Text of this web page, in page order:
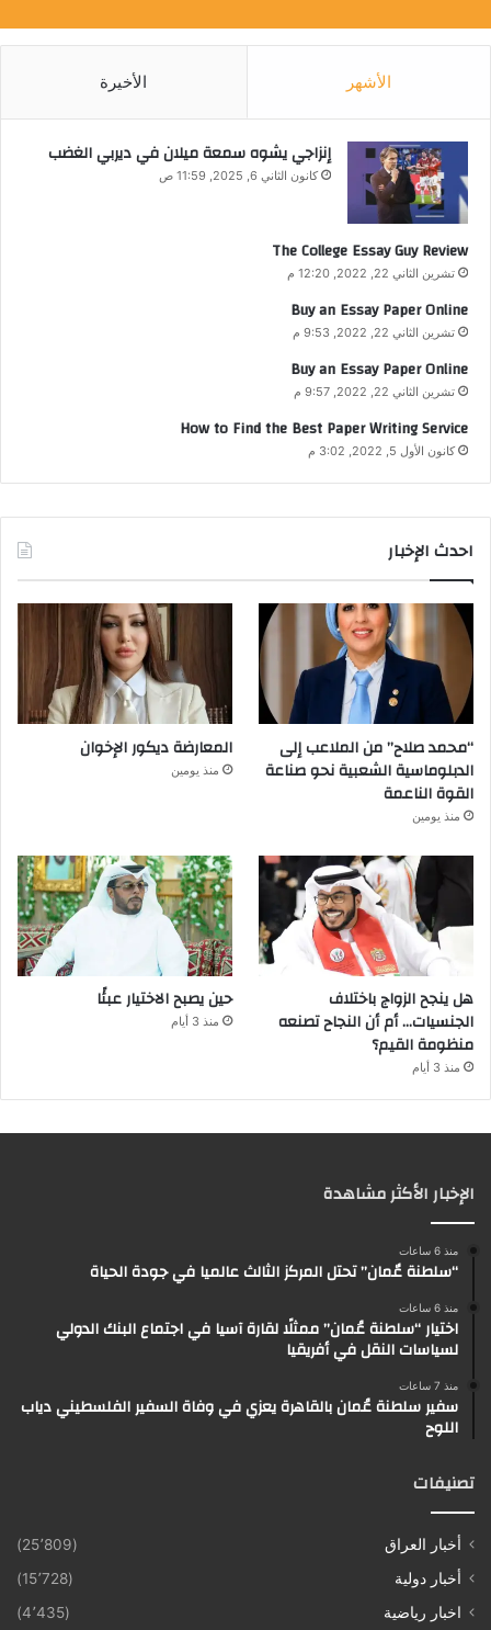
الأشهر الأخيرة
إنزاجي يشوه سمعة ميلان في ديربي الغضب
كانون الثاني 6, 2025, 11:59 ص
The College Essay Guy Review
تشرين الثاني 22, 2022, 12:20 م
Buy an Essay Paper Online
تشرين الثاني 22, 2022, 9:53 م
Buy an Essay Paper Online
تشرين الثاني 22, 2022, 9:57 م
How to Find the Best Paper Writing Service
كانون الأول 5, 2022, 3:02 م
احدث الإخبار
“محمد صلاح” من الملاعب إلى
الدبلوماسية الشعبية نحو صناعة
القوة الناعمة
منذ يومين
المعارضة ديكور الإخوان
منذ يومين
هل ينجح الزواج باختلاف
الجنسيات… أم أن النجاح تصنعه
منظومة القيم؟
منذ 3 أيام
حين يصبح الاختيار عبئًا
منذ 3 أيام
الإخبار الأكثر مشاهدة
منذ 6 ساعات
“سلطنة عٌمان” تحتل المركز الثالث عالميا في جودة الحياة
منذ 6 ساعات
اختيار “سلطنة عُمان” ممثلًا لقارة آسيا في اجتماع البنك الدولي
لسياسات النقل في أفريقيا
منذ 7 ساعات
سفير سلطنة عُمان بالقاهرة يعزي في وفاة السفير الفلسطيني دياب
اللوح
تصنيفات
أخبار العراق
(25٬809)
أخبار دولية
(15٬728)
اخبار رياضية
(4٬435)